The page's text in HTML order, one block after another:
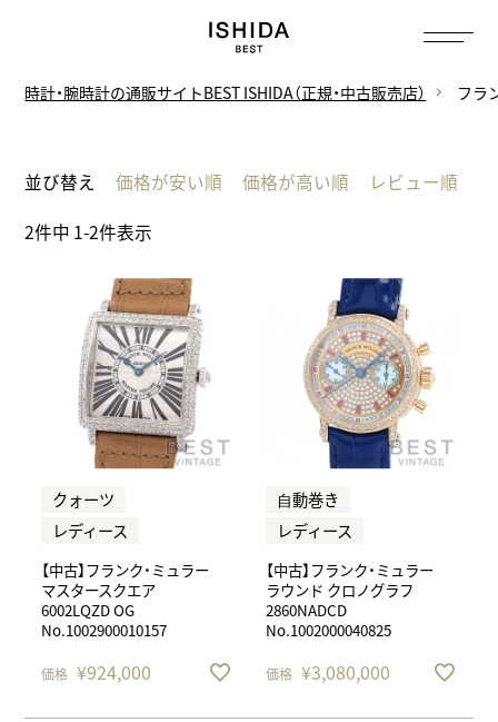
時計・腕時計の通販サイトBEST ISHIDA（正規・中古販売店） フラ
並び替え 価格が安い順 価格が高い順
レビュー順
2件中 1-2件表示
クォーツ
レディース
【中古】フランク・ミュラー
マスタースクエア
6002LQZD OG
No.1002900010157
価格 ¥924,000
⾃動巻き
レディース
【中古】フランク・ミュラー
ラウンド クロノグラフ
2860NADCD
No.1002000040825
価格 ¥3,080,000
へ